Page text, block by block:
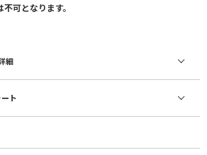
可となります。
細
ト